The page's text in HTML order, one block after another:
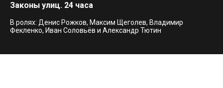
Законы улиц. 24 часа
В ролях: Денис Рожков, Максим Щеголев, Владимир
Фекленко, Иван Соловьёв и Александр Тютин